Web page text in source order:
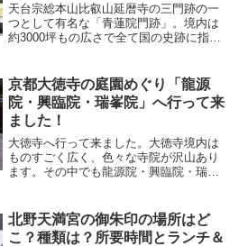
天台宗総本山比叡山延暦寺の三門跡の一
つとして有名な「青蓮院門跡」。境内は
約3000坪もの広さで全て国の史跡に指定
観所要時間ってどれくらいあったらいい
のかな？って思います...
京都大徳寺の庭園めぐり「龍源
院・興臨院・瑞峯院」へ行って来
ました！
大徳寺へ行って来ました。大徳寺境内は
ものすごく広く、色々な寺院が沢山あり
ます。その中でも龍源院・興臨院・瑞峯
すめのランチスポットもご紹介したいと
思います。
北野天満宮の御朱印の場所はど
こ？種類は？所要時間とランチ＆